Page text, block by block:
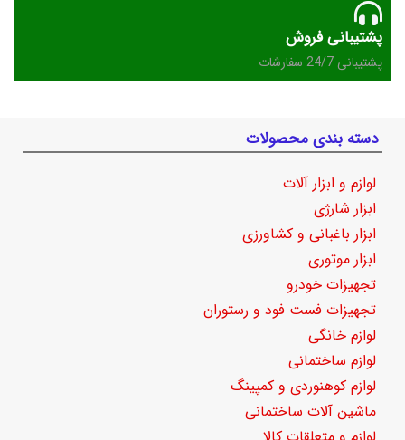
پشتیبانی فروش
پشتیبانی 24/7 سفارشات
دسته بندی محصولات
لوازم و ابزار آلات
ابزار شارژی
ابزار باغبانی و کشاورزی
ابزار موتوری
تجهیزات خودرو
تجهیزات فست فود و رستوران
لوازم خانگی
لوازم ساختمانی
لوازم کوهنوردی و کمپینگ
ماشین آلات ساختمانی